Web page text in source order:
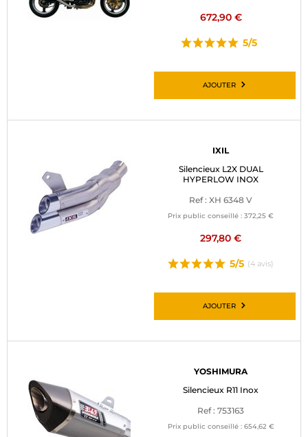
672,90 €
5/5
AJOUTER
IXIL
Silencieux L2X DUAL
HYPERLOW INOX
Ref : XH 6348 V
Prix public conseillé : 372,25 €
297,80 €
5/5 (4 avis)
AJOUTER
YOSHIMURA
Silencieux R11 Inox
Ref : 753163
Prix public conseillé : 654,62 €